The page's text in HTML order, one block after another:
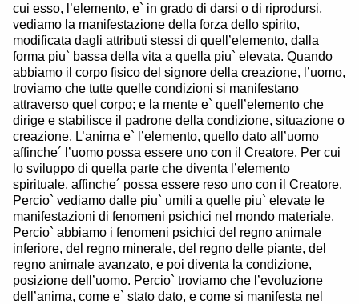
cui esso, l’elemento, e` in grado di darsi o di riprodursi,
vediamo la manifestazione della forza dello spirito,
modificata dagli attributi stessi di quell’elemento, dalla
forma piu` bassa della vita a quella piu` elevata. Quando
abbiamo il corpo fisico del signore della creazione, l’uomo,
troviamo che tutte quelle condizioni si manifestano
attraverso quel corpo; e la mente e` quell’elemento che
dirige e stabilisce il padrone della condizione, situazione o
creazione. L’anima e` l’elemento, quello dato all’uomo
affinche´ l’uomo possa essere uno con il Creatore. Per cui
lo sviluppo di quella parte che diventa l’elemento
spirituale, affinche´ possa essere reso uno con il Creatore.
Percio` vediamo dalle piu` umili a quelle piu` elevate le
manifestazioni di fenomeni psichici nel mondo materiale.
Percio` abbiamo i fenomeni psichici del regno animale
inferiore, del regno minerale, del regno delle piante, del
regno animale avanzato, e poi diventa la condizione,
posizione dell’uomo. Percio` troviamo che l’evoluzione
dell’anima, come e` stato dato, e come si manifesta nel